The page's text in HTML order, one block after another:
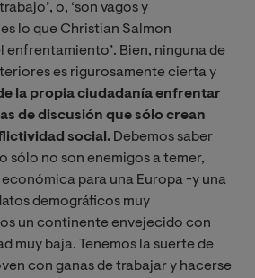
o, ‘son vagos y
lo que Christian Salmon
enfrentamiento’. Bien, ninguna de
es rigurosamente cierta y
la propia ciudadanía enfrentar
de discusión que sólo crean
social. Debemos saber
sólo no son enemigos a temer,
para una Europa -y una
demográficos muy
un continente envejecido con
muy baja. Tenemos la suerte de
con ganas de trabajar y hacerse